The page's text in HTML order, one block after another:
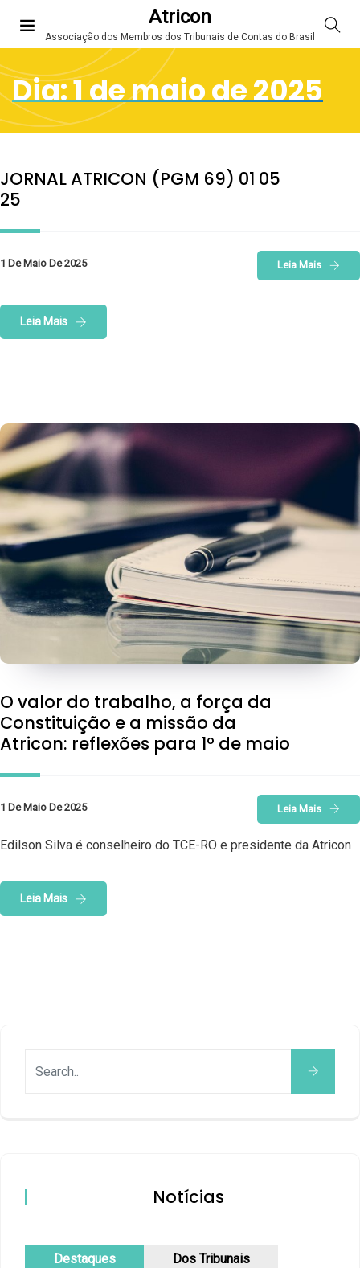
Atricon
Associação dos Membros dos Tribunais de Contas do Brasil
Dia:1 de maio de 2025
JORNAL ATRICON (PGM 69) 01 05
25
1 De Maio De 2025 Leia Mais
Leia Mais
O valor do trabalho, a força da
Constituição e a missão da
Atricon: reflexões para 1º de maio
1 De Maio De 2025 Leia Mais
Edilson Silva é conselheiro do TCE-RO e presidente da Atricon
Leia Mais
Notícias
Destaques Dos Tribunais